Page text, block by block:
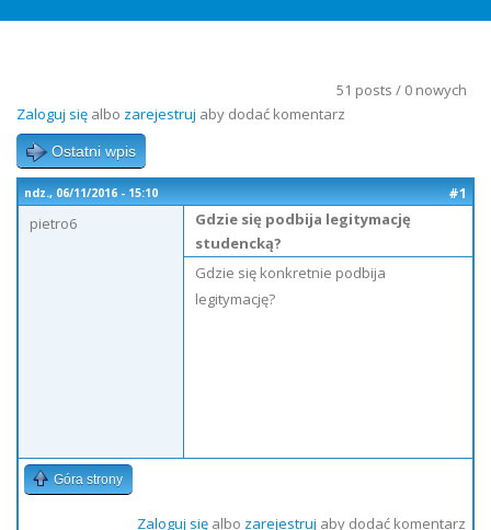
51 posts / 0 nowych
Zaloguj się albo zarejestruj aby dodać komentarz
Ostatni wpis
ndz., 06/11/2016 - 15:10
#1
pietro6
Gdzie się podbija legitymację
studencką?
Gdzie się konkretnie podbija
legitymację?
Góra strony
Zaloguj sięalbo zarejestruj aby dodać komentarz